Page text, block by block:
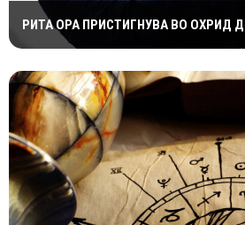
РИТА ОРА ПРИСТИГНУВА ВО ОХРИД